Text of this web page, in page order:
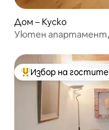
Дом – Куско
Уютен апартамент,
Най-популярен
Избор на гостите